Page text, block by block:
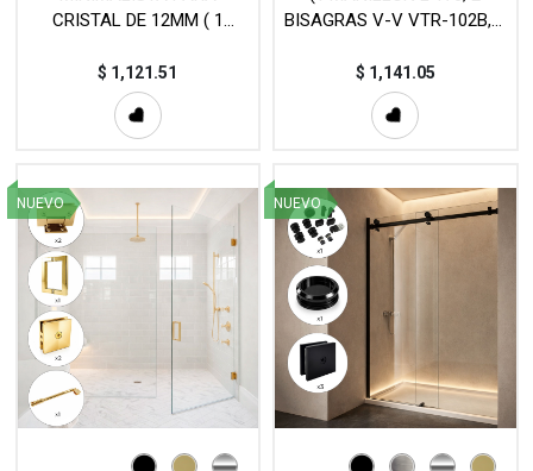
CRISTAL DE 12MM ( 1
1 CANAL U JK004144
- MOD. KIT5
$ 1,121.51
BISAGRAS V-V VTR-102B, 6
MOD. KIT4
$ 1,141.05
NUEVO NUEVO